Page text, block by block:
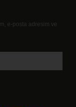
e-posta adresim ve